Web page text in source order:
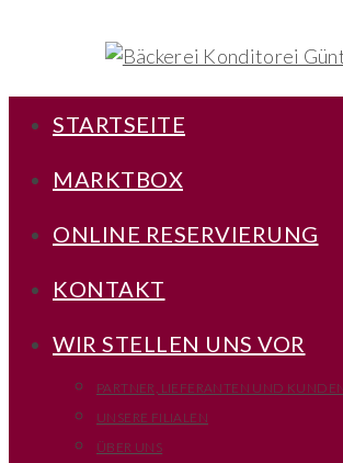
STARTSEITE
MARKTBOX
ONLINE RESERVIERUNG
KONTAKT
WIR STELLEN UNS VOR
PARTNER, LIEFERANTEN UND
UNSERE FILIALEN
ÜBER UNS